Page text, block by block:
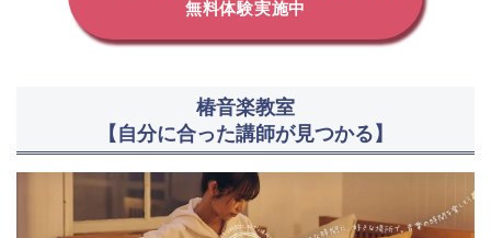
無料体験実施中
椿音楽教室
【自分に合った講師が見つかる】